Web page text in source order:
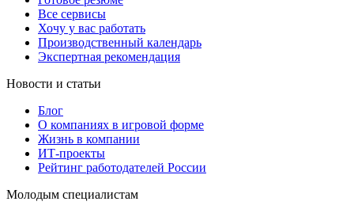
Все сервисы
Хочу у вас работать
Производственный календарь
Экспертная рекомендация
Новости и статьи
Блог
О компаниях в игровой форме
Жизнь в компании
ИТ-проекты
Рейтинг работодателей России
Молодым специалистам